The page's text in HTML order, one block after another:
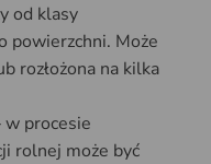
od klasy
powierzchni. Może
rozłożona na kilka
w procesie
rolnej może być